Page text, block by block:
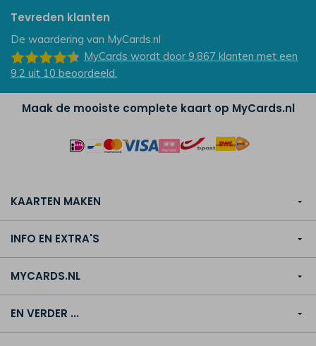
Tevreden klanten
De waardering van MyCards.nl
MyCards wordt door 9.867 klanten met een
9.2 uit 10 beoordeeld.
Maak de mooiste complete kaart op MyCards.nl
KAARTEN MAKEN
INFO EN EXTRA'S
MYCARDS.NL
EN VERDER ...